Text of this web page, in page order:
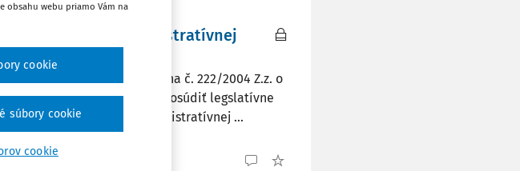
redukcie administratívnej
dovoze tovaru podľa zákona č. 222/2004 Z.z. o
predpisov Jeho cieľom je posúdiť legslatívne
tovaru v kontexte administratívnej ...
Vladimír Babčák CSc.
obsahu webu priamo Vám na
cookie
súbory cookie
cookie